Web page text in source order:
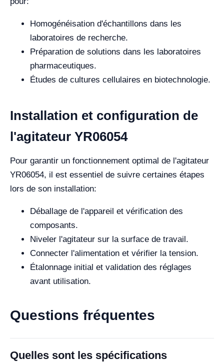
Homogénéisation d'échantillons dans les
laboratoires de recherche.
Préparation de solutions dans les laboratoires
pharmaceutiques.
Études de cultures cellulaires en biotechnologie.
Installation et configuration de
l'agitateur YR06054
Pour garantir un fonctionnement optimal de l'agitateur
YR06054, il est essentiel de suivre certaines étapes
lors de son installation:
Déballage de l'appareil et vérification des
composants.
Niveler l'agitateur sur la surface de travail.
Connecter l'alimentation et vérifier la tension.
Étalonnage initial et validation des réglages
avant utilisation.
Questions fréquentes
Quelles sont les spécifications